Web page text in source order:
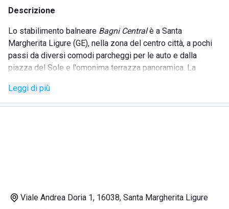
Descrizione
Lo stabilimento balneare Bagni Centralè a Santa
Margherita Ligure (GE), nella zona del centro città, a pochi
passi da diversi comodi parcheggi per le auto e dalla
piazza del Sole e l'omonima terrazza panoramica. La
spettacolare, e la possibilità di usufruire della magnifica
spiaggia di sassi molto pulita, curata e sempre in ordine.
spuntini, colazioni e aperitivi così da trascorrere delle ore
Leggi di più
Viale Andrea Doria 1, 16038, Santa Margherita Ligure